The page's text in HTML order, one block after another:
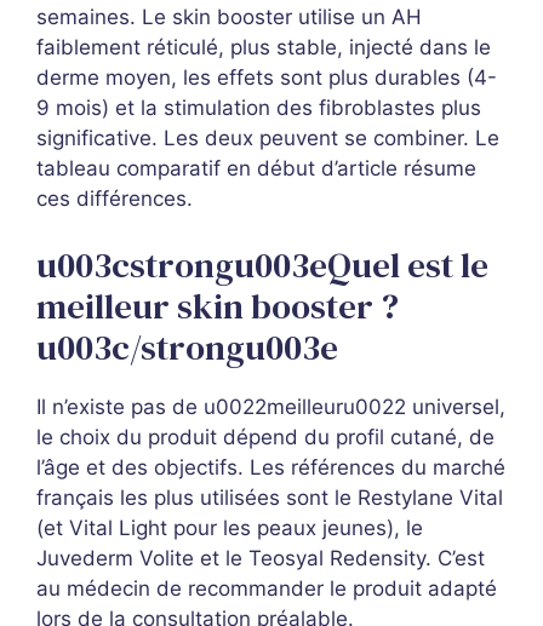
semaines. Le skin booster utilise un AH
faiblement réticulé, plus stable, injecté dans le
derme moyen, les effets sont plus durables (4-
9 mois) et la stimulation des fibroblastes plus
significative. Les deux peuvent se combiner. Le
tableau comparatif en début d’article résume
ces différences.
u003cstrongu003eQuel est le
meilleur skin booster ?
u003c/strongu003e
Il n’existe pas de u0022meilleuru0022 universel,
le choix du produit dépend du profil cutané, de
l’âge et des objectifs. Les références du marché
français les plus utilisées sont le Restylane Vital
(et Vital Light pour les peaux jeunes), le
Juvederm Volite et le Teosyal Redensity. C’est
au médecin de recommander le produit adapté
lors de la consultation préalable.